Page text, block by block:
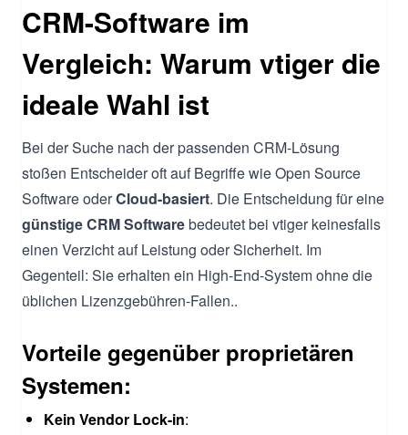
CRM-Software im
Vergleich: Warum vtiger die
ideale Wahl ist
Bei der Suche nach der passenden CRM-Lösung
stoßen Entscheider oft auf Begriffe wie Open Source
Software oderCloud-basiert. Die Entscheidung für eine
günstige CRM Softwarebedeutet bei vtiger keinesfalls
einen Verzicht auf Leistung oder Sicherheit. Im
Gegenteil: Sie erhalten ein High-End-System ohne die
üblichen Lizenzgebühren-Fallen..
Vorteile gegenüber proprietären
Systemen:
Kein Vendor Lock-in: